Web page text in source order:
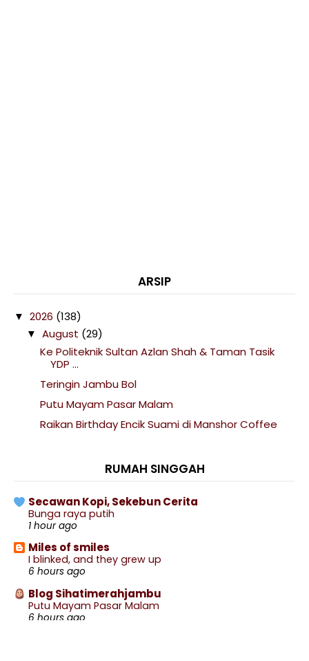
ARSIP
▼ 2026 (138)
▼ August (29)
Ke Politeknik Sultan Azlan Shah & Taman Tasik
YDP ...
Teringin Jambu Bol
Putu Mayam Pasar Malam
Raikan Birthday Encik Suami di Manshor Coffee
Beli Pokok Lagi di Seremban Landscape & Nurseri
Remis Masak Sambal Pedas
Singgah Kejap di Pantai Purnama
Meremis di Pantai Teluk Kubor Port Dickson
Gagal Derma Darah
Nasi Lemak Bunjut RM2
Butter Kaya Toast CBTL Yang Sedap
RUMAH SINGGAH
Secawan Kopi, Sekebun Cerita
Bunga raya putih
1 hour ago
Miles of smiles
I blinked, and they grew up
6 hours ago
Blog Sihatimerahjambu
Putu Mayam Pasar Malam
6 hours ago